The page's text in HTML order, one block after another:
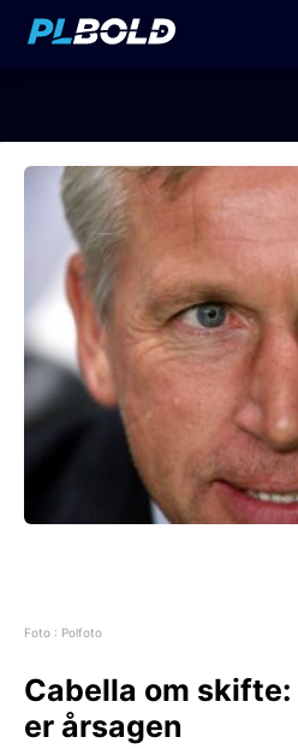
Foto : Polfoto
Cabella om skifte:
er årsagen